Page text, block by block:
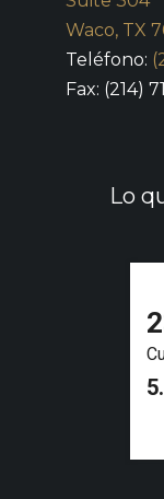
Waco, TX
Teléfono:
Fax: (214)
Lo